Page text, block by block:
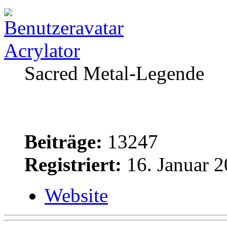
Acrylator
Sacred Metal-Legende
Beiträge: 13247
Registriert: 16. Januar
Website